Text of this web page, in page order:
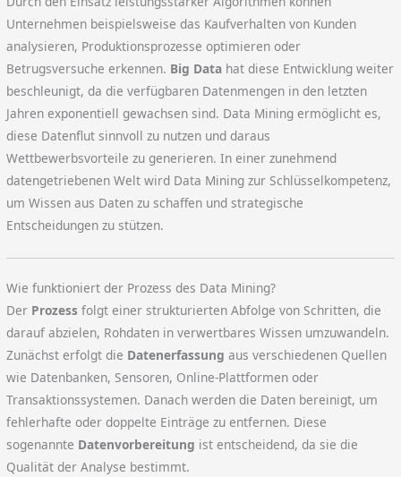
Unternehmen beispielsweise das Kaufverhalten von Kunden
analysieren, Produktionsprozesse optimieren oder
Betrugsversuche erkennen. Big Data hat diese Entwicklung weiter
beschleunigt, da die verfügbaren Datenmengen in den letzten
Jahren exponentiell gewachsen sind. Data Mining ermöglicht es,
diese Datenflut sinnvoll zu nutzen und daraus
Wettbewerbsvorteile zu generieren. In einer zunehmend
datengetriebenen Welt wird Data Mining zur Schlüsselkompetenz,
um Wissen aus Daten zu schaffen und strategische
Entscheidungen zu stützen.
Wie funktioniert der Prozess des Data Mining?
Der Prozess folgt einer strukturierten Abfolge von Schritten, die
darauf abzielen, Rohdaten in verwertbares Wissen umzuwandeln.
Zunächst erfolgt die Datenerfassung aus verschiedenen Quellen
wie Datenbanken, Sensoren, Online-Plattformen oder
Transaktionssystemen. Danach werden die Daten bereinigt, um
fehlerhafte oder doppelte Einträge zu entfernen. Diese
sogenannte Datenvorbereitung ist entscheidend, da sie die
Qualität der Analyse bestimmt.